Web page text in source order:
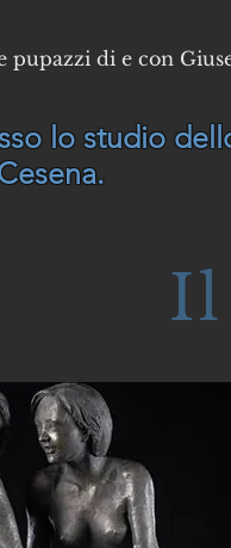
pupazzi di e con
lo studio
Il